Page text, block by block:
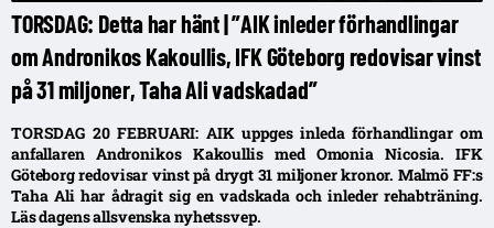
TORSDAG: Detta har hänt | ”AIK inleder förhandlingar
om Andronikos Kakoullis, IFK Göteborg redovisar vinst
på 31 miljoner, Taha Ali vadskadad”
TORSDAG 20 FEBRUARI: AIK uppges inleda förhandlingar om
anfallaren Andronikos Kakoullis med Omonia Nicosia. IFK
Göteborg redovisar vinst på drygt 31 miljoner kronor. Malmö FF:s
Taha Ali har ådragit sig en vadskada och inleder rehabträning.
Läs dagens allsvenska nyhetssvep.